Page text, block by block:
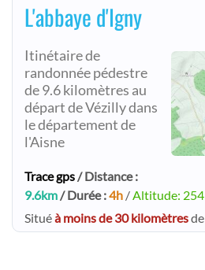
L'abbaye d'Igny
Itinétaire de
randonnée pédestre
de 9.6 kilomètres au
départ de Vézilly dans
le département de
l'Aisne
Trace gps/ Distance :
9.6km/ Durée :4h /Altitude: 254
Situéà moins de 30 kilomètresde